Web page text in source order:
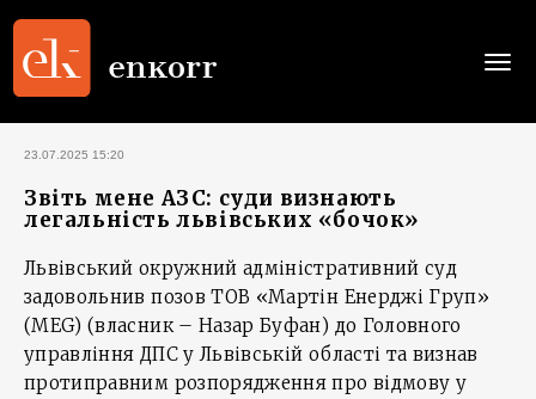
23.07.2025 15:20
Звіть мене АЗС: суди визнають
легальність львівських «бочок»
Львівський окружний адміністративний суд
задовольнив позов ТОВ «Мартін Енерджі Груп»
(MEG) (власник – Назар Буфан) до Головного
управління ДПС у Львівській області та визнав
протиправним розпорядження про відмову у